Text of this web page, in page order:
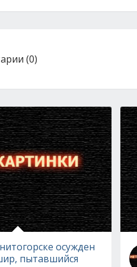
(0)
осужден
пытавшийся